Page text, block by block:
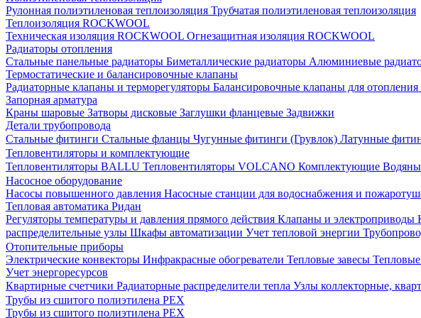
Рулонная полиэтиленовая теплоизоляция Трубчатая полиэтиленовая теплоизоляция
Теплоизоляция ROCKWOOL
Техническая изоляция ROCKWOOL Огнезащитная изоляция ROCKWOOL
Радиаторы отопления
Стальные панельные радиаторы Биметаллические радиаторы Алюминиевые
Термостатические и балансировочные клапаны
Радиаторные клапаны и терморегуляторы Балансировочные клапаны для
Запорная арматура
Краны шаровые Затворы дисковые Заглушки фланцевые Задвижки
Детали трубопровода
Стальные фитинги Стальные фланцы Чугунные фитинги (Грувлок) Латунные
Тепловентиляторы и комплектующие
Тепловентиляторы BALLU Тепловентиляторы VOLCANO Комплектующие
Насосное оборудование
Насосы повышенного давления Насосные станции для водоснабжения и
Тепловая автоматика Ридан
Регуляторы температуры и давления прямого действия Клапаны и электроприводы
распределительные узлы Шкафы автоматизации Учет тепловой энергии
Отопительные приборы
Электрические конвекторы Инфракрасные обогреватели Тепловые завесы
Учет энергоресурсов
Квартирные счетчики Радиаторные распределители тепла Узлы коллекторные,
Трубы из сшитого полиэтилена PEX
Трубы из сшитого полиэтилена PEX